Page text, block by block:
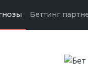
Беттинг